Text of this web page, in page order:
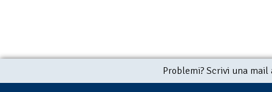
Problemi? Scrivi una